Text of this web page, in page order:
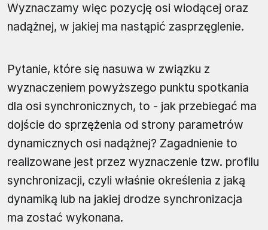
Wyznaczamy więc pozycję osi wiodącej oraz
nadążnej, w jakiej ma nastąpić zasprzęglenie.
Pytanie, które się nasuwa w związku z
wyznaczeniem powyższego punktu spotkania
dla osi synchronicznych, to - jak przebiegać ma
dojście do sprzężenia od strony parametrów
dynamicznych osi nadążnej? Zagadnienie to
realizowane jest przez wyznaczenie tzw. profilu
synchronizacji, czyli właśnie określenia z jaką
dynamiką lub na jakiej drodze synchronizacja
ma zostać wykonana.